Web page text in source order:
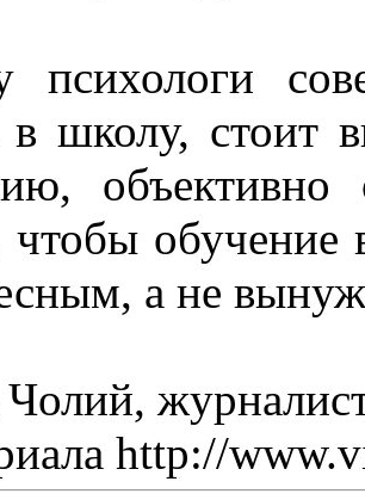
психологи
в школу, стоит
обучение
а не
Чолий,
http://